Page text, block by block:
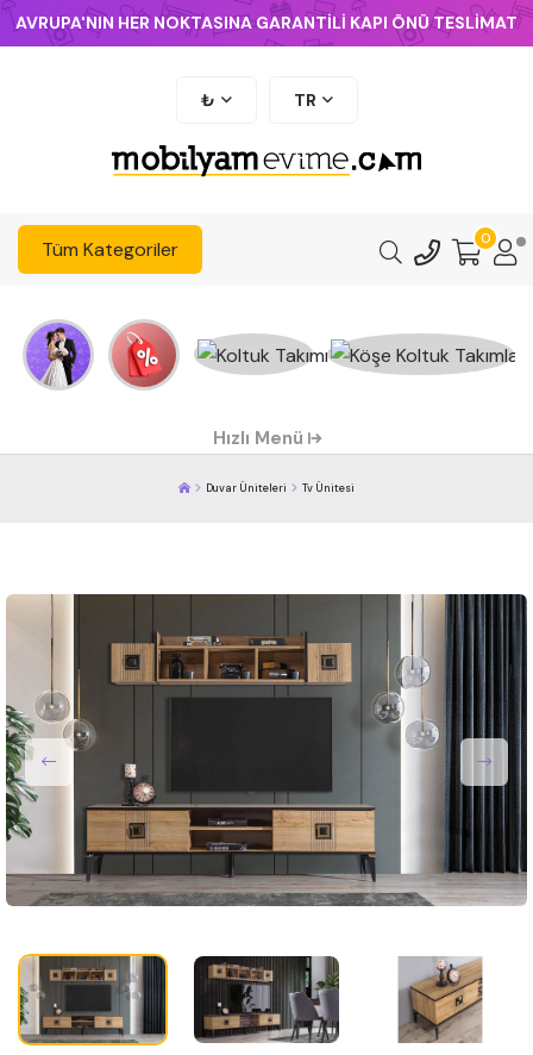
AVRUPA'NIN HER NOKTASINA GARANTİLİ KAPI ÖNÜ TESLİMAT
₺ TR
Tüm Kategoriler 0
Hızlı Menü
Duvar Üniteleri Tv Ünitesi